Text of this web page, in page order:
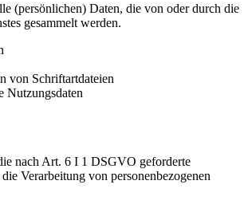
(persönlichen) Daten, die von oder durch die
gesammelt werden.
von Schriftartdateien
Nutzungsdaten
nach Art. 6 I 1 DSGVO geforderte
Verarbeitung von personenbezogenen